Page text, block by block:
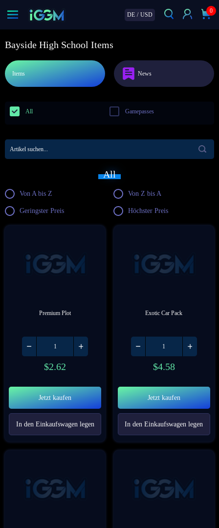
DE / USD
0
Bayside High School Items
Items News
All Gamepasses
All
Von A bis Z Von Z bis A
Geringster Preis Höchster Preis
Premium Plot
$2.62
Jetzt kaufen
In den Einkaufswagen legen
Exotic Car Pack
$4.58
Jetzt kaufen
In den Einkaufswagen legen